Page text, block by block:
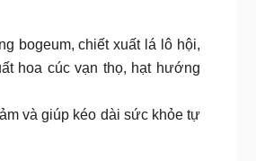
bogeum, chiết xuất lá lô hội,
hoa cúc vạn thọ, hạt hướng
và giúp kéo dài sức khỏe tự